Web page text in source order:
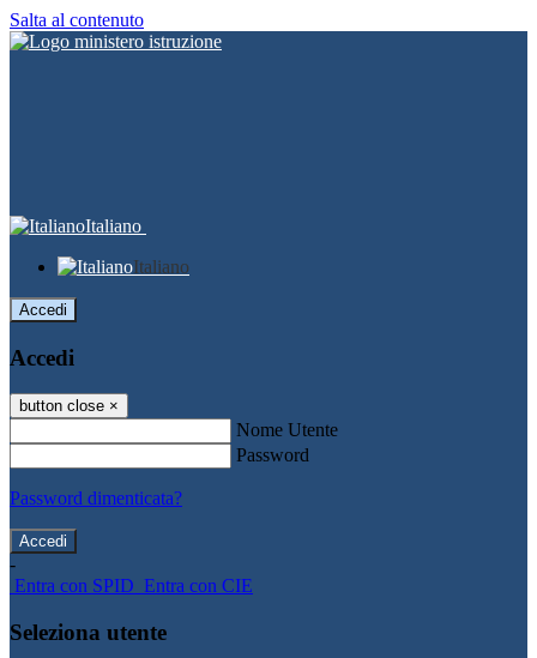
Salta al contenuto
Italiano
Italiano
Accedi
Accedi
button close ×
Nome Utente
Password
Password dimenticata?
-
Entra con SPID Entra con CIE
Seleziona utente